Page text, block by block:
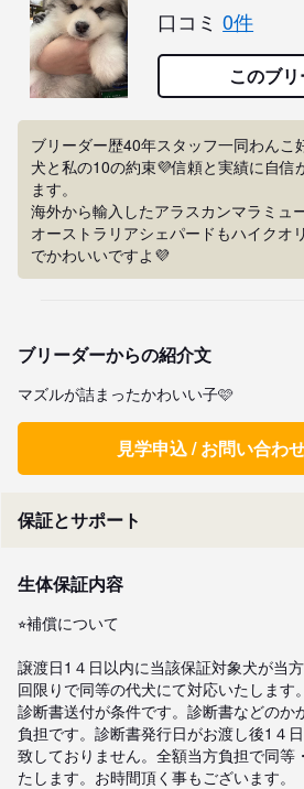
口コミ 0件
このブ
ブリーダー歴40年スタッフ一同わん
犬と私の10の約束💜信頼と実績に自信
ます。
海外から輸入したアラスカンマラミュー
オーストラリアシェパードもハイクオ
でかわいいですよ💜
ブリーダーからの紹介文
マズルが詰まったかわいい子🩷
見学申込 / お問い合わ
保証とサポート
生体保証内容
⭐︎補償について
譲渡日1４日以内に当該保証対象犬が当
回限りで同等の代犬にて対応いたします
診断書送付が条件です。診断書などのか
負担です。診断書発行日がお渡し後1４
致しておりません。全額当方負担で同等
たします。お時間頂く事もございます。